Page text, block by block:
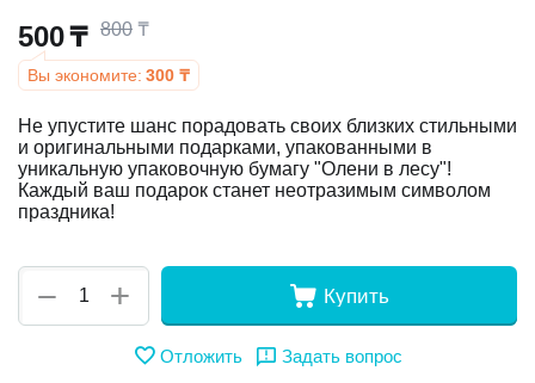
500₸ 800 ₸
Вы экономите: 300 ₸
Не упустите шанс порадовать своих близких стильными
и оригинальными подарками, упакованными в
уникальную упаковочную бумагу "Олени в лесу"!
Каждый ваш подарок станет неотразимым символом
праздника!
+
− Купить
Отложить Задать вопрос